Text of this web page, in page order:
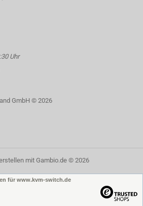
Uhr
GmbH © 2026
mit Gambio.de © 2026
für www.kvm-switch.de